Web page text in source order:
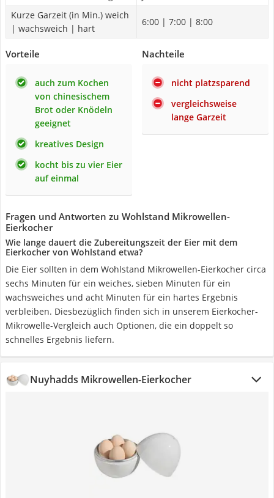
Kurze Garzeit (in Min.) weich
| wachsweich | hart
6:00 | 7:00 | 8:00
Vorteile
auch zum Kochen
von chinesischem
Brot oder Knödeln
geeignet
kreatives Design
kocht bis zu vier Eier
auf einmal
Nachteile
nicht platzsparend
vergleichsweise
lange Garzeit
Fragen und Antworten zu Wohlstand Mikrowellen-
Eierkocher
Wie lange dauert die Zubereitungszeit der Eier mit dem
Eierkocher von Wohlstand etwa?
Die Eier sollten in dem Wohlstand Mikrowellen-Eierkocher circa
sechs Minuten für ein weiches, sieben Minuten für ein
wachsweiches und acht Minuten für ein hartes Ergebnis
verbleiben. Diesbezüglich finden sich in unserem Eierkocher-
Mikrowelle-Vergleich auch Optionen, die ein doppelt so
schnelles Ergebnis liefern.
Nuyhadds Mikrowellen-Eierkocher